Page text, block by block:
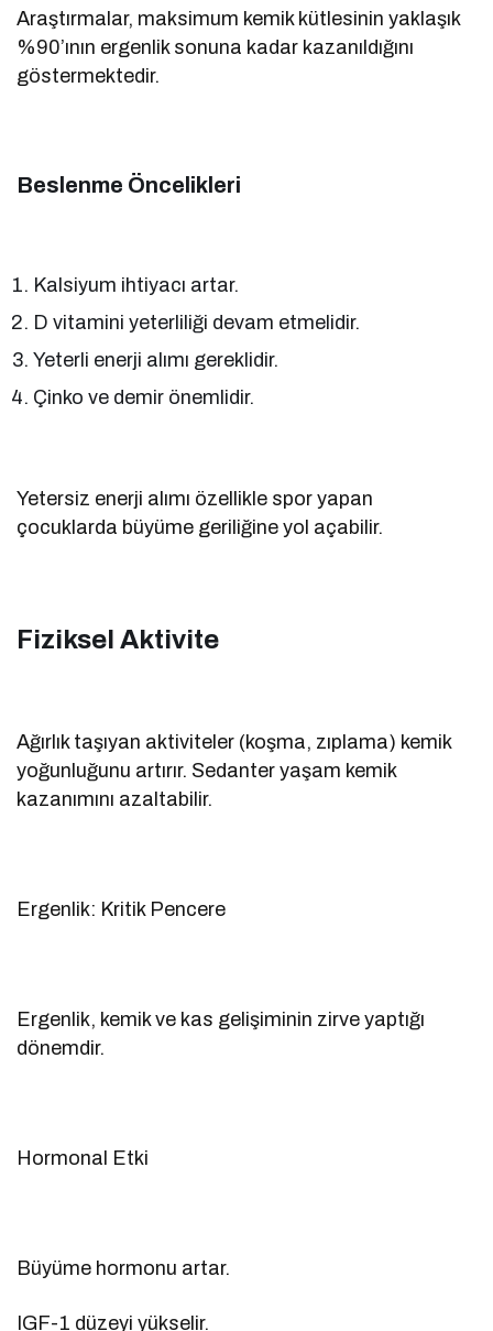
Araştırmalar, maksimum kemik kütlesinin yaklaşık
%90’ının ergenlik sonuna kadar kazanıldığını
göstermektedir.
Beslenme Öncelikleri
Kalsiyum ihtiyacı artar.
D vitamini yeterliliği devam etmelidir.
Yeterli enerji alımı gereklidir.
Çinko ve demir önemlidir.
Yetersiz enerji alımı özellikle spor yapan
çocuklarda büyüme geriliğine yol açabilir.
Fiziksel Aktivite
Ağırlık taşıyan aktiviteler (koşma, zıplama) kemik
yoğunluğunu artırır. Sedanter yaşam kemik
kazanımını azaltabilir.
Ergenlik: Kritik Pencere
Ergenlik, kemik ve kas gelişiminin zirve yaptığı
dönemdir.
Hormonal Etki
Büyüme hormonu artar.
IGF-1 düzeyi yükselir.